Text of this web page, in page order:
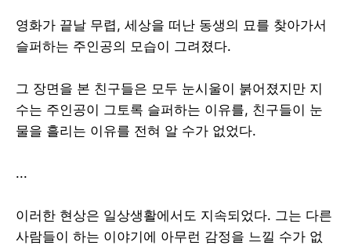
영화가 끝날 무렵, 세상을 떠난 동생의 묘를 찾아가서
슬퍼하는 주인공의 모습이 그려졌다.
그 장면을 본 친구들은 모두 눈시울이 붉어졌지만 지
수는 주인공이 그토록 슬퍼하는 이유를, 친구들이 눈
물을 흘리는 이유를 전혀 알 수가 없었다.
...
이러한 현상은 일상생활에서도 지속되었다. 그는 다른
사람들이 하는 이야기에 아무런 감정을 느낄 수가 없